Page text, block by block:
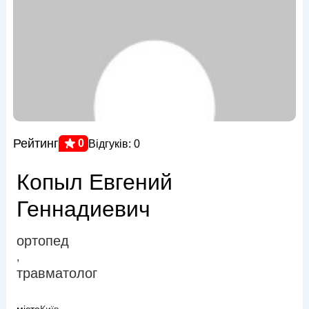
Рейтинг 0 Відгуків: 0
Копыл Евгений
Геннадиевич
ортопед
,
травматолог